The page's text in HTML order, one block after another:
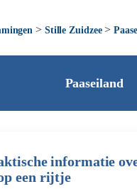
> Stille Zuidzee>
Paaseiland
informatie
een rijtje